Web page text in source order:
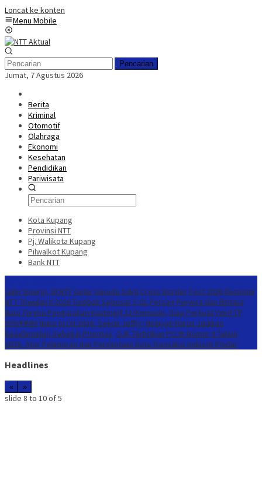
Loncat ke konten
Menu Mobile
Pencarian
Jumat, 7 Agustus 2026
Berita
Kriminal
Otomotif
Olahraga
Ekonomi
Kesehatan
Pendidikan
Pariwisata
Kota Kupang
Provinsi NTT
Pj. Walikota Kupang
Pilwalkot Kupang
Bank NTT
Jalin Sinergi, BI NTT Gelar Garuda Sakti Cross Border Fest 2026 Ekonomi
NTT Triwulan II 2026 Tumbuh Sebesar 5,01 Persen Perwira dan Bintara
Baru Terima Pengarahan Kasbrigif 21/Komodo, Siap Perkuat Yonif TP
939/MMM Buka SLCN 2026, Sekda Jeffry: Nelayan Harus Jadikan
Keselamatan Sebagai Prioritas OJK Terbitkan POJK Nomor 8 Tahun
2026, Atur Pelaporan dan Permintaan Data Transaksi Industri Pindar
Headlines
« »
slide 8 to 10of 5